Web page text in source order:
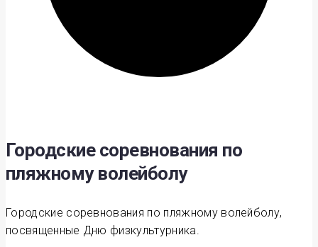
Городские соревнования по
пляжному волейболу
Городские соревнования по пляжному волейболу,
посвященные Дню физкультурника.